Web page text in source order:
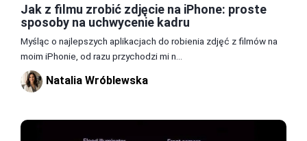
Jak z filmu zrobić zdjęcie na iPhone: proste
sposoby na uchwycenie kadru
Myśląc o najlepszych aplikacjach do robienia zdjęć z filmów na
moim iPhonie, od razu przychodzi mi n...
Natalia Wróblewska